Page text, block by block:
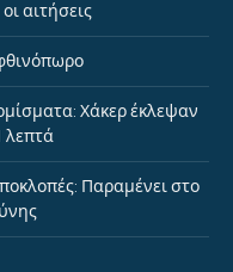
αιτήσεις
Χάκερ έκλεψαν
λεπτά
Παραμένει στο